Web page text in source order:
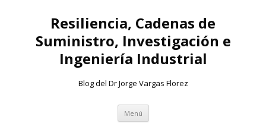
Resiliencia, Cadenas de
Suministro, Investigación e
Ingeniería Industrial
Blog del Dr Jorge Vargas Florez
Menú Ir
contenido